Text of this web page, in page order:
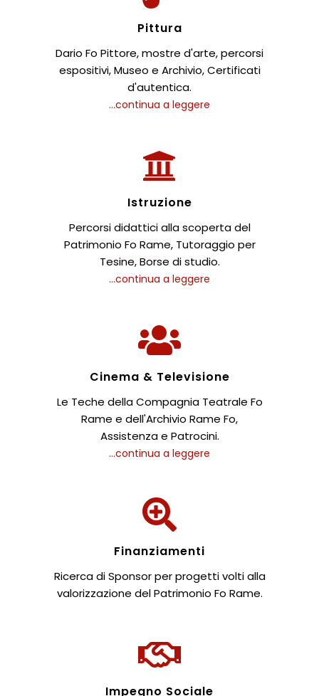
Pittura
Dario Fo Pittore, mostre d'arte, percorsi
espositivi, Museo e Archivio, Certificati
d'autentica.
...continua a leggere
Istruzione
Percorsi didattici alla scoperta del
Patrimonio Fo Rame, Tutoraggio per
Tesine, Borse di studio.
...continua a leggere
Cinema & Televisione
Le Teche della Compagnia Teatrale Fo
Rame e dell'Archivio Rame Fo,
Assistenza e Patrocini.
...continua a leggere
Finanziamenti
Ricerca di Sponsor per progetti volti alla
valorizzazione del Patrimonio Fo Rame.
Impegno Sociale